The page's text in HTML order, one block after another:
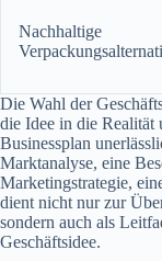
Nachhaltige
Die Wahl der
die Idee in die Realität
Businessplan
Marktanalyse, eine
Marketingstrategie,
dient nicht nur zur
sondern auch als
Geschäftsidee.